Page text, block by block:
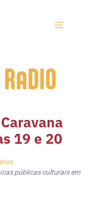
19 e 20
públicas culturais em